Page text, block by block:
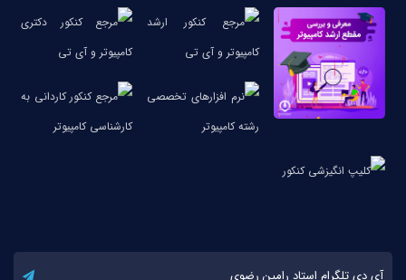
آی دی تلگرام استاد رامین رضوی